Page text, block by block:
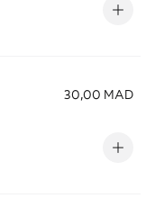
30,00 MAD